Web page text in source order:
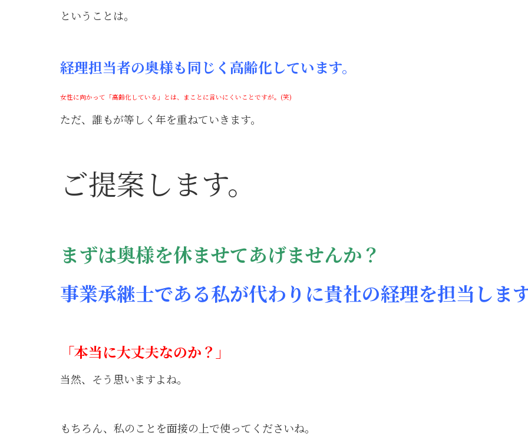
ということは。
経理担当者の奥様も同じく高齢化しています。
女性に向かって「高齢化している」とは、まことに言いにくいことですが。(笑)
ただ、誰もが等しく年を重ねていきます。
ご提案します。
まずは奥様を休ませてあげませんか？
事業承継士である私が代わりに貴社の経理を担当しま
「本当に大丈夫なのか？」
当然、そう思いますよね。
もちろん、私のことを面接の上で使ってくださいね。